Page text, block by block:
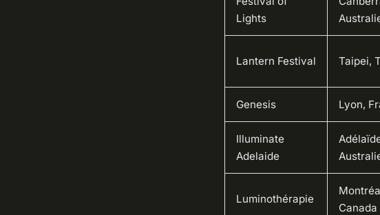
Lights
Lantern Festival Taipei,
Genesis Lyon,
Illuminate
Adelaide
Luminothérapie
Canada